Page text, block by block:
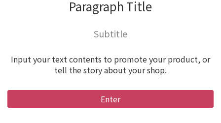
Paragraph Title
Subtitle
Input your text contents to promote your product, or
tell the story about your shop.
Enter